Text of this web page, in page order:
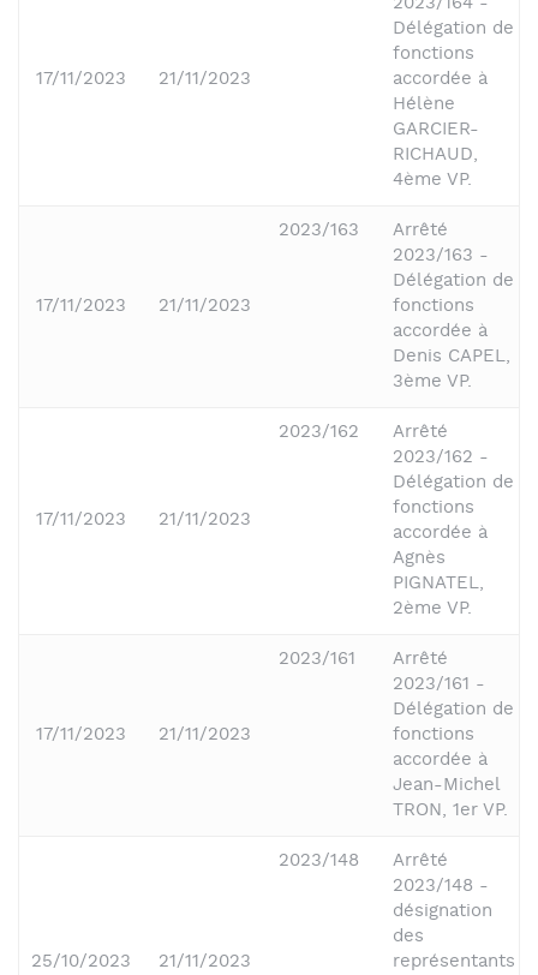
17/11/2023 21/11/2023
2023/164 -
Délégation de
fonctions
accordée à
Hélène
GARCIER-
RICHAUD,
4ème VP.
17/11/2023 21/11/2023
2023/163
Arrêté
2023/163 -
Délégation de
fonctions
accordée à
Denis CAPEL,
3ème VP.
17/11/2023 21/11/2023
2023/162
Arrêté
2023/162 -
Délégation de
fonctions
accordée à
Agnès
PIGNATEL,
2ème VP.
17/11/2023 21/11/2023
2023/161
Arrêté
2023/161 -
Délégation de
fonctions
accordée à
Jean-Michel
TRON, 1er VP.
25/10/2023 21/11/2023
2023/148
Arrêté
2023/148 -
désignation
des
représentants